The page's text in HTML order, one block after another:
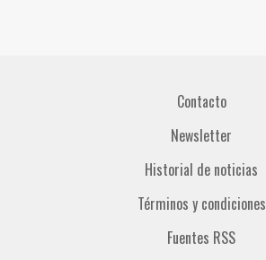
Contacto
Newsletter
Historial de noticias
Términos y condiciones
Fuentes RSS